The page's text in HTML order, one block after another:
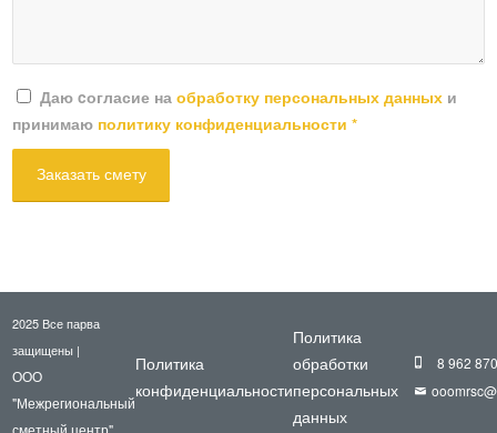
Даю cогласие наобработку персональных данных и
принимаю политику конфиденциальности *
2025 Все парва
защищены |
ООО
"Межрегиональный
сметный центр"
Политика
конфиденциальности
Политика
обработки
персональных
данных
8 962